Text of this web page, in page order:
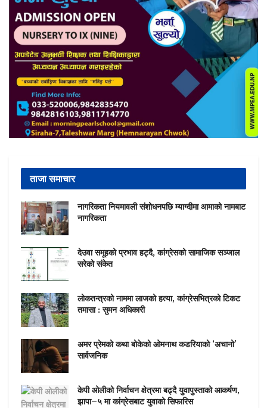
ताजा समाचार
नागरिकता नियमावली संशोधनपछि म्याग्दीमा आमाको नामबाट
नागरिकता
देउवा समूहको प्रभाव हट्दै, कांग्रेसको सामाजिक सञ्जाल
सरेको संकेत
लोकतन्त्रको नाममा लाजको हत्या, कांग्रेसभित्रको टिकट
तमासा : सुमन अधिकारी
अमर प्रेमको कथा बोकेको ओमनाथ कडरियाको ‘अचानो’
सार्वजनिक
केपी ओलीको निर्वाचन क्षेत्रमा बढ्दै युवापुस्ताको आकर्षण,
झापा–५ मा कांग्रेसबाट युवाको सिफारिस